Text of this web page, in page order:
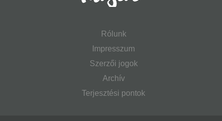
Rólunk
Impresszum
Szerzői jogok
Archív
Terjesztési pontok